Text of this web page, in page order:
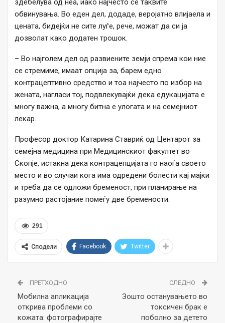
здебелува од неа, иако најчесто се таквите
обвинувања. Во еден дел, додаде, веројатно влијаела и
цената, бидејќи не сите луѓе, рече, можат да си ја
дозволат како додатен трошок.
– Во најголем дел од развиените земји спрема кои ние
се стремиме, имаат опција за, барем едно
контрацептивно средство и тоа најчесто по избор на
жената, нагласи тој, подвлекувајќи дека едукацијата е
многу важна, а многу битна е улогата и на семејниот
лекар.
Професор доктор Катарина Ставриќ од Центарот за
семејна медицина при Медицинскиот факултет во
Скопје, истакна дека контрацепцијата го наоѓа своето
место и во случаи кога има одредени болести кај мајки
и треба да се одложи бременост, при планирање на
разумно растојание помеѓу две бремености.
291
Сподели Facebook Twitter
ПРЕТХОДНО
Мобилна апликација
открива проблеми со
кожата: фотографирајте
СЛЕДНО
Зошто останувањето во
токсичен брак е
поболно за детето